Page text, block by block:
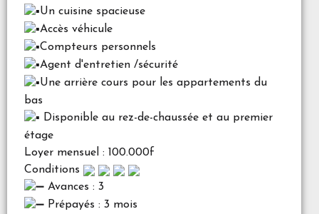
Un cuisine spacieuse
Accès véhicule
Compteurs personnels
Agent d'entretien /sécurité
Une arrière cours pour les appartements du
bas
Disponible au rez-de-chaussée et au premier
étage
Loyer mensuel : 100.000f
Conditions
Avances : 3
Prépayés : 3 mois